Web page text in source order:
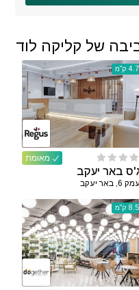
של קליקה לוד
מאומת
ק"מ
באר יעקב
עמק 6, באר יעקב
ק"מ